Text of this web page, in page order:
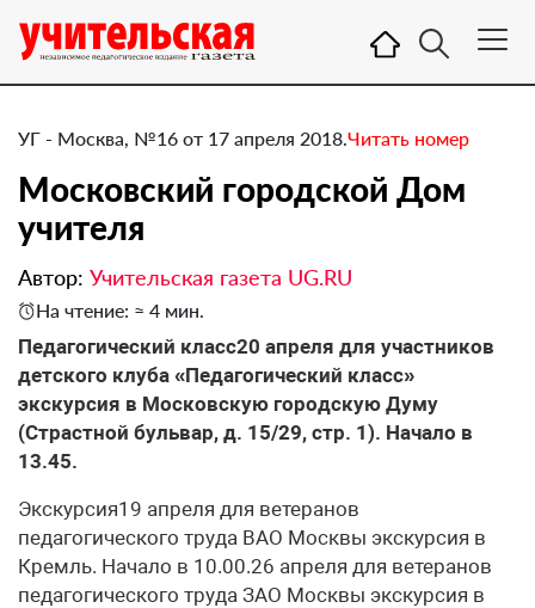
УГ - Москва, №16 от 17 апреля 2018.Читать номер
Московский городской Дом
учителя
Автор: Учительская газета UG.RU
На чтение: ≈ 4 мин.
​Педагогический класс20 апреля для участников
детского клуба «Педагогический класс»
экскурсия в Московскую городскую Думу
(Страстной бульвар, д. 15/29, стр. 1). Начало в
13.45.
Экскурсия19 апреля для ветеранов
педагогического труда ВАО Москвы экскурсия в
Кремль. Начало в 10.00.26 апреля для ветеранов
педагогического труда ЗАО Москвы экскурсия в